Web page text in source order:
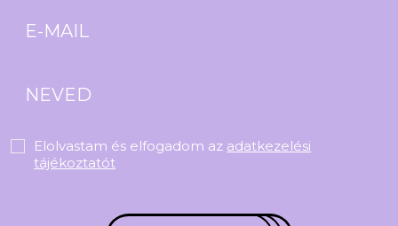
Elolvastam és elfogadom az adatkezelési
tájékoztatót